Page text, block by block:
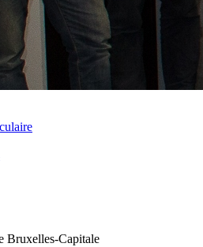
Bruxelles-Capitale